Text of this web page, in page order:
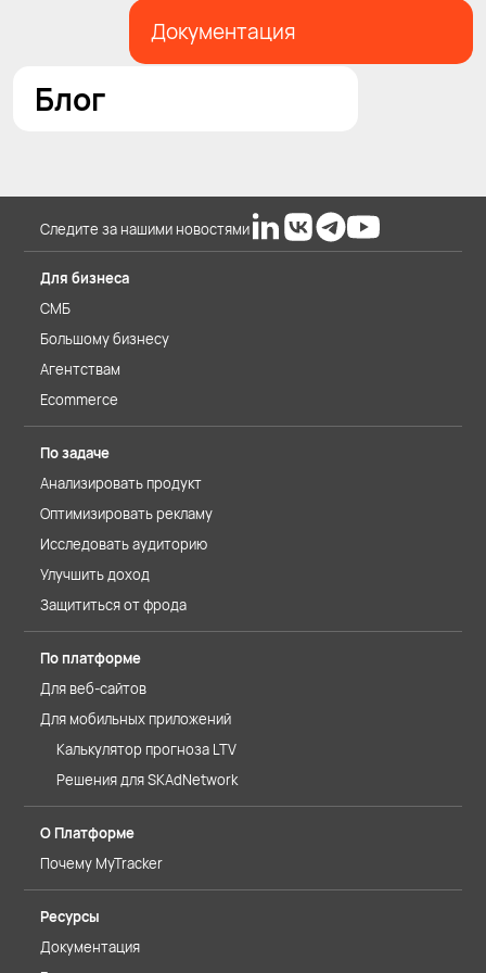
Документация
Блог
Следите за нашими новостями
Для бизнеса
СМБ
Большому бизнесу
Агентствам
Ecommerce
По задаче
Анализировать продукт
Оптимизировать рекламу
Исследовать аудиторию
Улучшить доход
Защититься от фрода
По платформе
Для веб-сайтов
Для мобильных приложений
Калькулятор прогноза LTV
Решения для SKAdNetwork
О Платформе
Почему MyTracker
Ресурсы
Документация